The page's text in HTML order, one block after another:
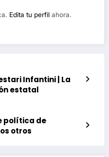
Edita tu perfil ahora.
Infantini | La
estatal
política de
otros